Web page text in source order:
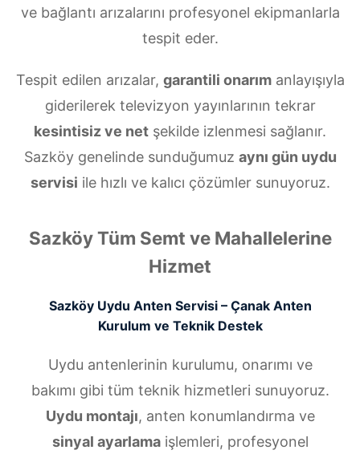
ve bağlantı arızalarını profesyonel ekipmanlarla
tespit eder.
Tespit edilen arızalar, garantili onarımanlayışıyla
giderilerek televizyon yayınlarının tekrar
kesintisiz ve net şekilde izlenmesi sağlanır.
Sazköy genelinde sunduğumuz aynı gün uydu
servisi ile hızlı ve kalıcı çözümler sunuyoruz.
Sazköy Tüm Semt ve Mahallelerine
Hizmet
Sazköy Uydu Anten Servisi – Çanak Anten
Kurulum ve Teknik Destek
Uydu antenlerinin kurulumu, onarımı ve
bakımı gibi tüm teknik hizmetleri sunuyoruz.
Uydu montajı, anten konumlandırma ve
sinyal ayarlamaişlemleri, profesyonel